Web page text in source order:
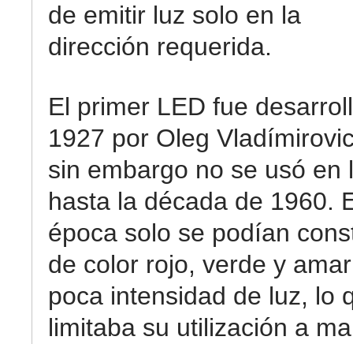
de emitir luz solo en la
dirección requerida.
El primer LED fue
1927 por Oleg
sin embargo no se usó en
hasta la década de 1960.
época solo se podían
de color rojo, verde y
poca intensidad de luz, lo
limitaba su utilización a